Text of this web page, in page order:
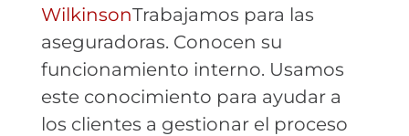
WilkinsonTrabajamos para las
aseguradoras. Conocen su
funcionamiento interno. Usamos
este conocimiento para ayudar a
los clientes a gestionar el proceso